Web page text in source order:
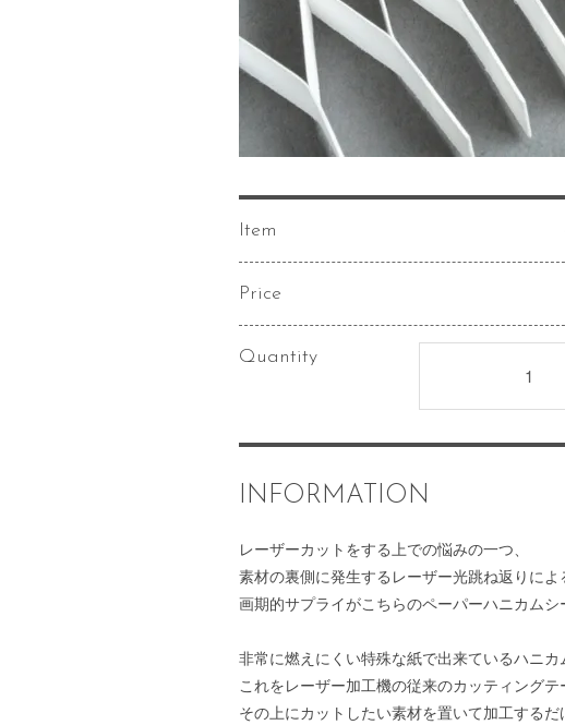
Item
Price
Quantity
INFORMATION
レーザーカットをする上での悩みの一つ、
素材の裏側に発生するレーザー光跳ね返りに
画期的サプライがこちらのペーパーハニカムシ
非常に燃えにくい特殊な紙で出来ているハニカ
これをレーザー加工機の従来のカッティングテ
その上にカットしたい素材を置いて加工する